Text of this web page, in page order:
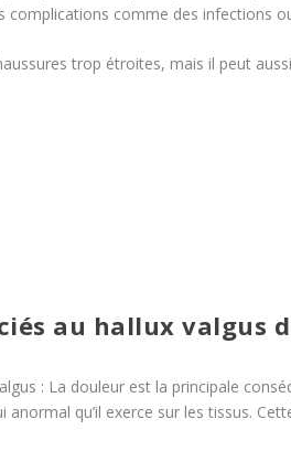
complications comme des infections
trop étroites, mais il peut
au hallux valgus
: La douleur est la principale
qu’il exerce sur les tissus.